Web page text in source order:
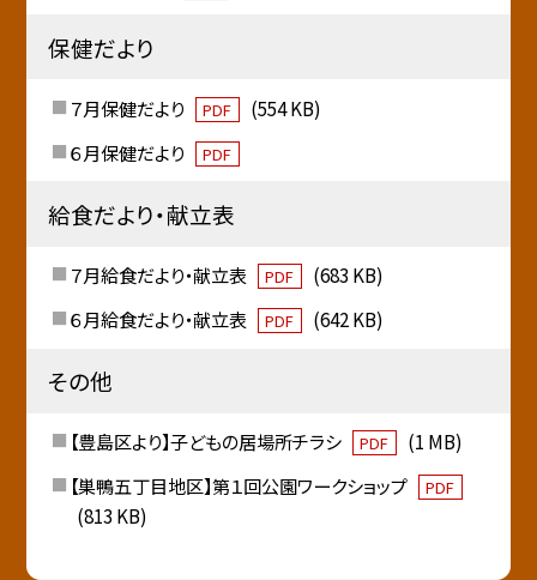
保健だより
７月保健だより PDF
(554 KB)
６月保健だより
PDF
給食だより・献立表
７月給食だより・献立表 PDF
(683 KB)
６月給食だより・献立表
PDF (642 KB)
その他
【豊島区より】子どもの居場所チラシ PDF
(1 MB)
【巣鴨五丁目地区】第１回公園ワークショップ
PDF
(813 KB)